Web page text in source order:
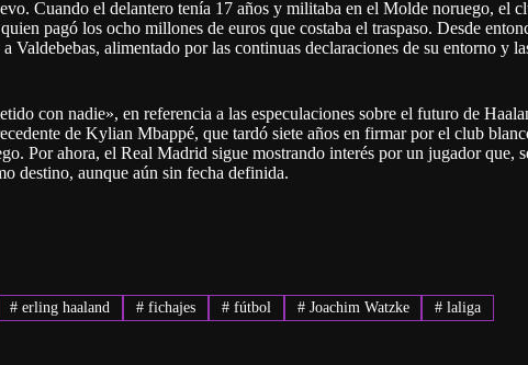
Cuando el delantero tenía 17 años y militaba en el Molde noruego, el
pagó los ocho millones de euros que costaba el traspaso. Desde
Valdebebas, alimentado por las continuas declaraciones de su entorno y
con nadie», en referencia a las especulaciones sobre el futuro de
de Kylian Mbappé, que tardó siete años en firmar por el club
Por ahora, el Real Madrid sigue mostrando interés por un jugador que,
destino, aunque aún sin fecha definida.
# erling haaland # fichajes #fútbol #Joachim Watzke # laliga